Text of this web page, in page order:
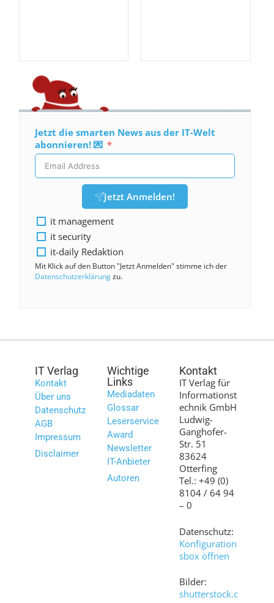
Jetzt die smarten News aus der IT-Welt
abonnieren! 💌
Jetzt Anmelden!
it management
it security
it-daily Redaktion
Mit Klick auf den Button "Jetzt Anmelden" stimme ich der
Datenschutzerklärungzu.
IT Verlag
Kontakt
Über uns
Datenschutz
AGB
Impressum
Disclaimer
Wichtige
Links
Mediadaten
Glossar
Leserservice
Award
Newsletter
IT-Anbieter
Autoren
Kontakt
IT Verlag für
Informationst
echnik GmbH
Ludwig-
Ganghofer-
Str. 51
83624
Otterfing
Tel.: +49 (0)
8104 / 64 94
– 0
Datenschutz:
Konfiguration
sbox öffnen
Bilder:
shutterstock.c